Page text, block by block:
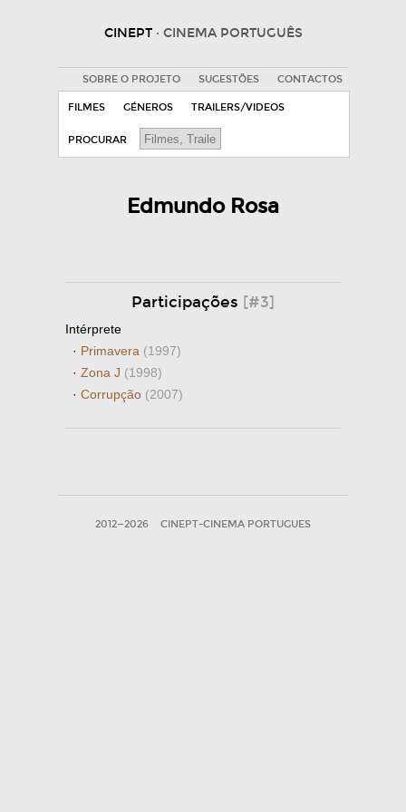
CINEPT · CINEMA PORTUGUÊS
SOBRE O PROJETO SUGESTÕES CONTACTOS
FILMES GÉNEROS TRAILERS/VIDEOS
PROCURAR
Edmundo Rosa
Participações [#3]
Intérprete
· Primavera (1997)
· Zona J (1998)
· Corrupção (2007)
2012—2026 CINEPT-CINEMA PORTUGUES